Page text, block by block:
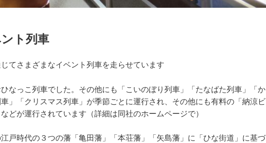
ト列車
てさまざまなイベント列車を走らせています
なっこ列車でした。その他にも「こいのぼり列車」「たなばた列車」「か
」「クリスマス列車」が季節ごとに運行され、その他にも有料の「納涼ビ
どが運行されています（詳細は同社のホームページで）
戸時代の３つの藩「亀田藩」「本荘藩」「矢島藩」に「ひな街道」に基づ